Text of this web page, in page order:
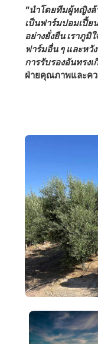
"นําโดยทีมผู้หญิงล้
เป็นฟาร์มปอมเปี้ย
อย่างยั่งยืน เราภูมิ
ฟาร์มอื่น ๆ และหวั
การรับรองอันทรง
ฝ่ายคุณภาพและคว